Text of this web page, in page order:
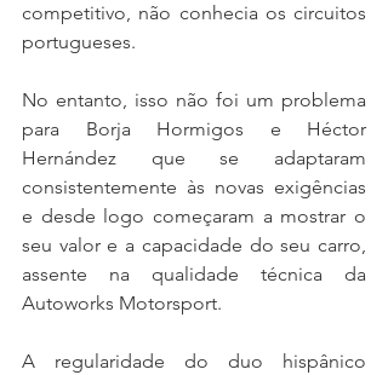
competitivo, não conhecia os circuitos
portugueses.
No entanto, isso não foi um problema
para Borja Hormigos e Héctor
Hernández que se adaptaram
consistentemente às novas exigências
e desde logo começaram a mostrar o
seu valor e a capacidade do seu carro,
assente na qualidade técnica da
Autoworks Motorsport.
A regularidade do duo hispânico